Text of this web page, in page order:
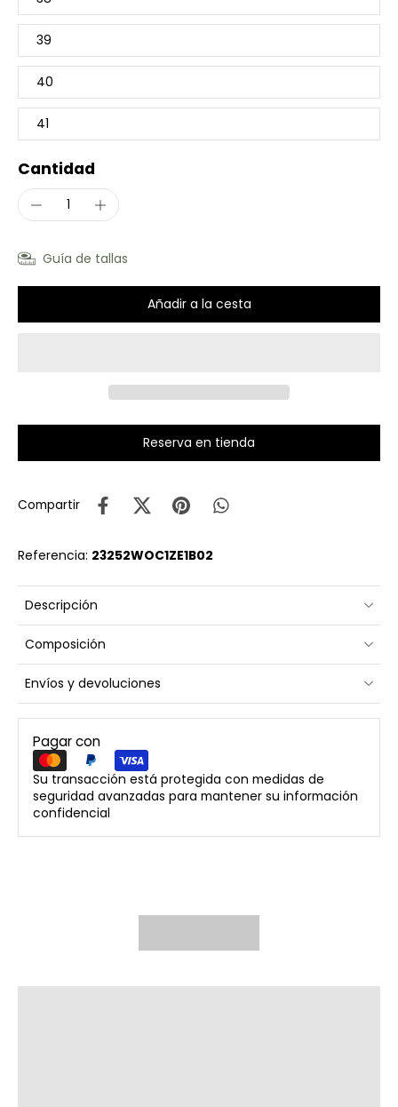
39
40
41
Cantidad
Guía de tallas
Añadir a la cesta
Reserva en tienda
Compartir
Referencia: 23252WOC1ZE1B02
Descripción
Composición
Envíos y devoluciones
Pagar con
Su transacción está protegida con medidas de
seguridad avanzadas para mantener su información
confidencial